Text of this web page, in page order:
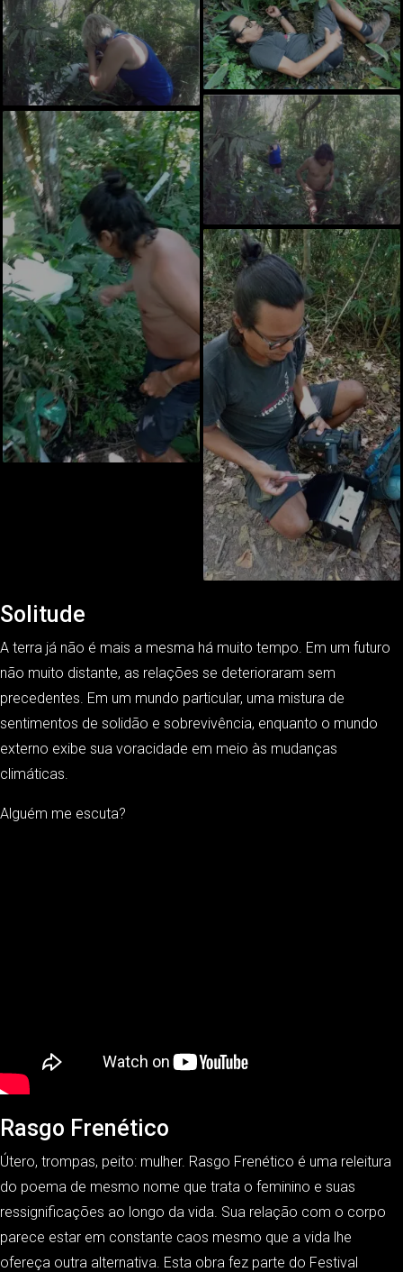
Solitude
A terra já não é mais a mesma há muito tempo. Em um futuro
não muito distante, as relações se deterioraram sem
precedentes. Em um mundo particular, uma mistura de
sentimentos de solidão e sobrevivência, enquanto o mundo
externo exibe sua voracidade em meio às mudanças
climáticas.
Alguém me escuta?
Rasgo Frenético
Útero, trompas, peito: mulher. Rasgo Frenético é uma releitura
do poema de mesmo nome que trata o feminino e suas
ressignificações ao longo da vida. Sua relação com o corpo
parece estar em constante caos mesmo que a vida lhe
ofereça outra alternativa. Esta obra fez parte do Festival